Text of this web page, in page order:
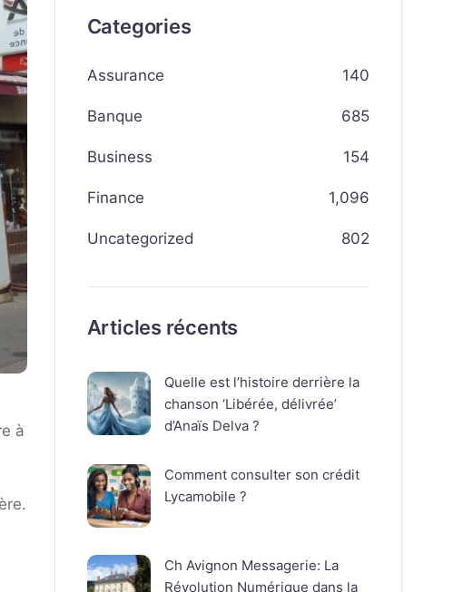
à
Categories
Assurance 140
Banque 685
Business 154
Finance 1,096
Uncategorized 802
Articles récents
Quelle est l’histoire derrière la
chanson ‘Libérée, délivrée’
d’Anaïs Delva ?
Comment consulter son crédit
Lycamobile ?
Ch Avignon Messagerie: La
Révolution Numérique dans la